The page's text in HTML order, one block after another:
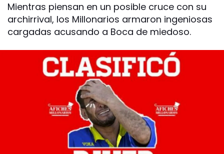
Mientras piensan en un posible cruce con su
archirrival, los Millonarios armaron ingeniosas
cargadas acusando a Boca de miedoso.